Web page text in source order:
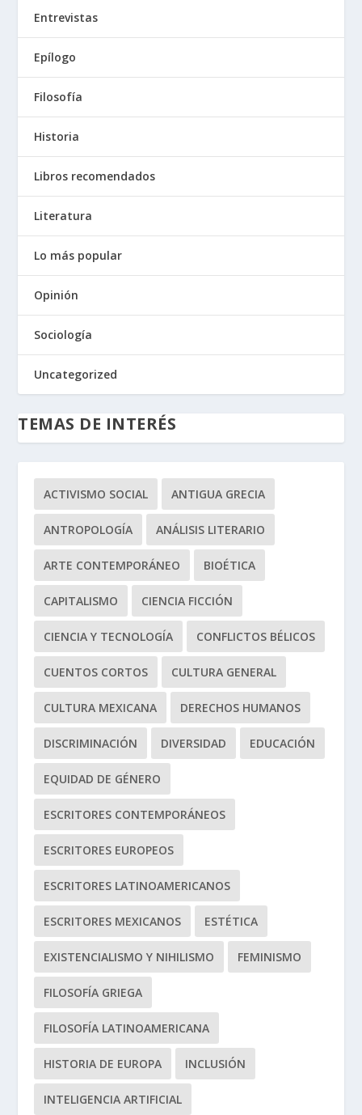
Entrevistas
Epílogo
Filosofía
Historia
Libros recomendados
Literatura
Lo más popular
Opinión
Sociología
Uncategorized
TEMAS DE INTERÉS
ACTIVISMO SOCIAL ANTIGUA GRECIA
ANTROPOLOGÍA ANÁLISIS LITERARIO
ARTE CONTEMPORÁNEO BIOÉTICA
CAPITALISMO CIENCIA FICCIÓN
CIENCIA Y TECNOLOGÍA CONFLICTOS BÉLICOS
CUENTOS CORTOS CULTURA GENERAL
CULTURA MEXICANA DERECHOS HUMANOS
DISCRIMINACIÓN DIVERSIDAD EDUCACIÓN
EQUIDAD DE GÉNERO
ESCRITORES CONTEMPORÁNEOS
ESCRITORES EUROPEOS
ESCRITORES LATINOAMERICANOS
ESCRITORES MEXICANOS ESTÉTICA
EXISTENCIALISMO Y NIHILISMO FEMINISMO
FILOSOFÍA GRIEGA
FILOSOFÍA LATINOAMERICANA
HISTORIA DE EUROPA INCLUSIÓN
INTELIGENCIA ARTIFICIAL